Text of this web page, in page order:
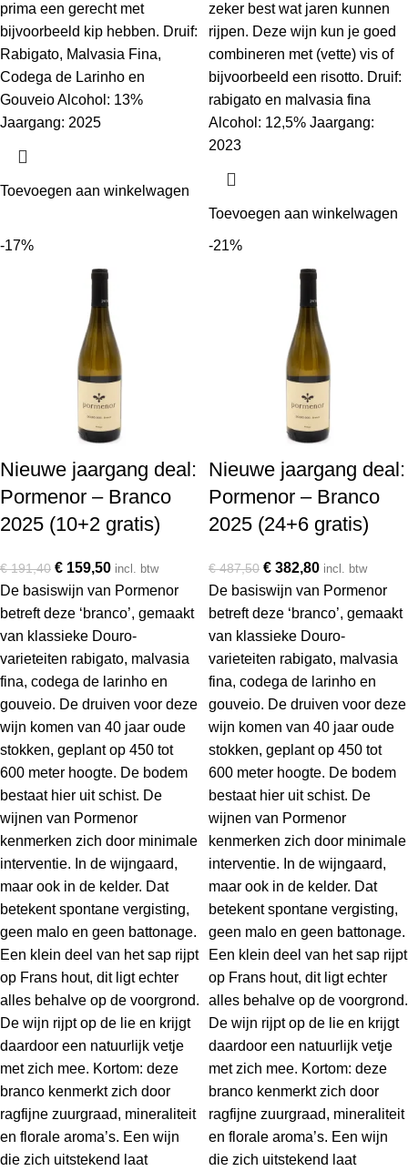
prima een gerecht met
bijvoorbeeld kip hebben. Druif:
Rabigato, Malvasia Fina,
Codega de Larinho en
Gouveio Alcohol: 13%
Jaargang: 2025
Toevoegen aan winkelwagen
zeker best wat jaren kunnen
rijpen. Deze wijn kun je goed
combineren met (vette) vis of
bijvoorbeeld een risotto. Druif:
rabigato en malvasia fina
Alcohol: 12,5% Jaargang:
2023
Toevoegen aan winkelwagen
-17%
Nieuwe jaargang deal:
Pormenor – Branco
2025 (10+2 gratis)
€191,40 € 159,50 incl. btw
De basiswijn van Pormenor
betreft deze ‘branco’, gemaakt
van klassieke Douro-
varieteiten rabigato, malvasia
fina, codega de larinho en
gouveio. De druiven voor deze
wijn komen van 40 jaar oude
stokken, geplant op 450 tot
600 meter hoogte. De bodem
bestaat hier uit schist. De
wijnen van Pormenor
kenmerken zich door minimale
interventie. In de wijngaard,
maar ook in de kelder. Dat
betekent spontane vergisting,
geen malo en geen battonage.
Een klein deel van het sap rijpt
op Frans hout, dit ligt echter
alles behalve op de voorgrond.
De wijn rijpt op de lie en krijgt
daardoor een natuurlijk vetje
met zich mee. Kortom: deze
branco kenmerkt zich door
ragfijne zuurgraad, mineraliteit
en florale aroma’s. Een wijn
die zich uitstekend laat
-21%
Nieuwe jaargang deal:
Pormenor – Branco
2025 (24+6 gratis)
€487,50 € 382,80 incl. btw
De basiswijn van Pormenor
betreft deze ‘branco’, gemaakt
van klassieke Douro-
varieteiten rabigato, malvasia
fina, codega de larinho en
gouveio. De druiven voor deze
wijn komen van 40 jaar oude
stokken, geplant op 450 tot
600 meter hoogte. De bodem
bestaat hier uit schist. De
wijnen van Pormenor
kenmerken zich door minimale
interventie. In de wijngaard,
maar ook in de kelder. Dat
betekent spontane vergisting,
geen malo en geen battonage.
Een klein deel van het sap rijpt
op Frans hout, dit ligt echter
alles behalve op de voorgrond.
De wijn rijpt op de lie en krijgt
daardoor een natuurlijk vetje
met zich mee. Kortom: deze
branco kenmerkt zich door
ragfijne zuurgraad, mineraliteit
en florale aroma’s. Een wijn
die zich uitstekend laat